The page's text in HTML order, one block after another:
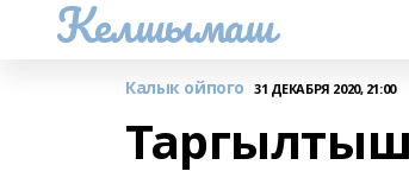
Келшымаш
Калык ойпого 31 ДЕКАБРЯ 2020, 21:00
Таргылтыш